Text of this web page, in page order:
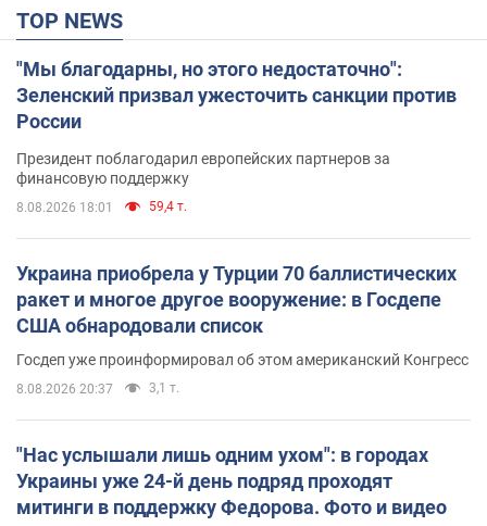
TOP NEWS
"Мы благодарны, но этого недостаточно":
Зеленский призвал ужесточить санкции против
России
Президент поблагодарил европейских партнеров за
финансовую поддержку
8.08.2026 18:01 59,4 т.
Украина приобрела у Турции 70 баллистических
ракет и многое другое вооружение: в Госдепе
США обнародовали список
Госдеп уже проинформировал об этом американский Конгресс
8.08.2026 20:37 3,1 т.
"Нас услышали лишь одним ухом": в городах
Украины уже 24-й день подряд проходят
митинги в поддержку Федорова. Фото и видео